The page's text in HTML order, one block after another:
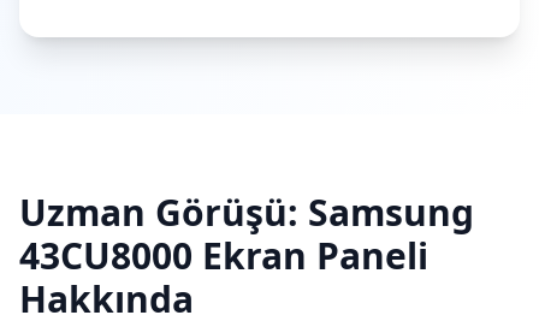
Uzman Görüşü: Samsung
43CU8000 Ekran Paneli
Hakkında